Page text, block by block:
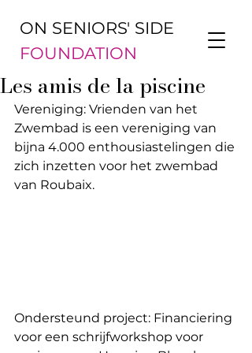
ON SENIORS' SIDE
FOUNDATION
Les amis de la piscine
Vereniging: Vrienden van het
Zwembad is een vereniging van
bijna 4.000 enthousiastelingen die
zich inzetten voor het zwembad
van Roubaix.
Ondersteund project: Financiering
voor een schrijfworkshop voor